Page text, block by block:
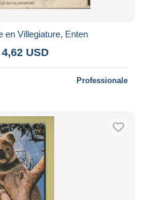
en Villegiature, Enten
USD
Professionale